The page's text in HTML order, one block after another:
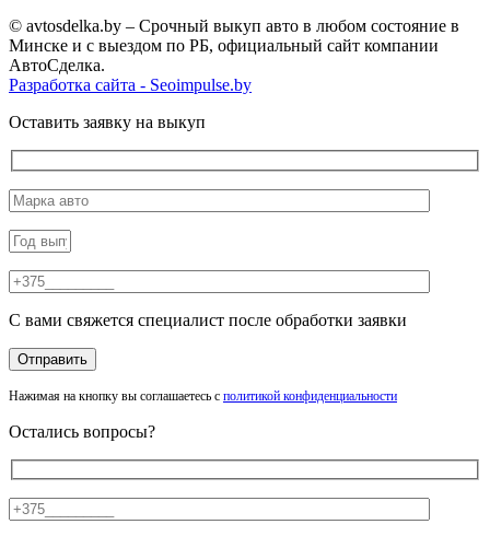
© avtosdelka.by – Срочный выкуп авто в любом состояние в
Минске и с выездом по РБ, официальный сайт компании
АвтоСделка.
Разработка сайта - Seoimpulse.by
Оставить заявку на выкуп
С вами свяжется специалист после обработки заявки
Нажимая на кнопку вы соглашаетесь с политикой конфиденциальности
Остались вопросы?